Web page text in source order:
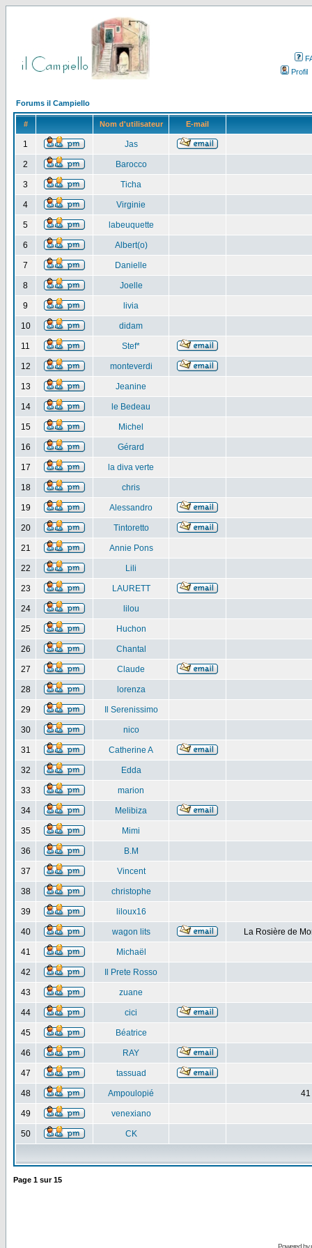
Profil
Forums il Campiello
# Nom d'utilisateur E-mail
1 Jas
2 Barocco
3 Ticha
4 Virginie
5 labeuquette
6 Albert(o)
7 Danielle
8 Joelle
9 livia
10 didam
11 Stef*
12 monteverdi
13 Jeanine
14 le Bedeau
15 Michel
16 Gérard
17 la diva verte
18 chris
19 Alessandro
20 Tintoretto
21 Annie Pons
22 Lili
23 LAURETT
24 lilou
25 Huchon
26 Chantal
27 Claude
28 lorenza
29 Il Serenissimo
30 nico
31 Catherine A
32 Edda
33 marion
34 Melibiza
35 Mimi
36 B.M
37 Vincent
38 christophe
39 liloux16
40 wagon lits La Rosière de
41 Michaël
42 Il Prete Rosso
43 zuane
44 cici
45 Béatrice
46 RAY
47 tassuad
48 Ampoulopié 41
49 venexiano
50 CK
Page 1 sur15
Powered by